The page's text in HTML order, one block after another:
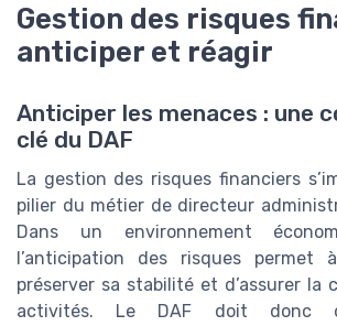
Gestion des risques
anticiper et réagir
Anticiper les menaces : une
clé du DAF
La gestion des risques financiers
pilier du métier de directeur
Dans un environnement
l’anticipation des risques permet
préserver sa stabilité et d’assurer la
activités. Le DAF doit donc